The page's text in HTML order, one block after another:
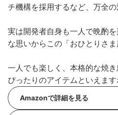
チ機構を採用するなど、万全の
実は開発者自身も一人で晩酌
な思いからこの「おひとりさま
一人でも楽しく、本格的な焼
ぴったりのアイテムといえます
Amazonで詳細を見る